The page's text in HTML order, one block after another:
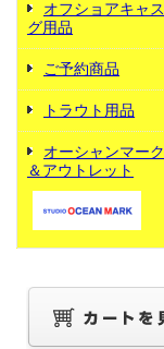
オフショアキャ
グ用品
ご予約商品
トラウト用品
オーシャンマー
＆アウトレット